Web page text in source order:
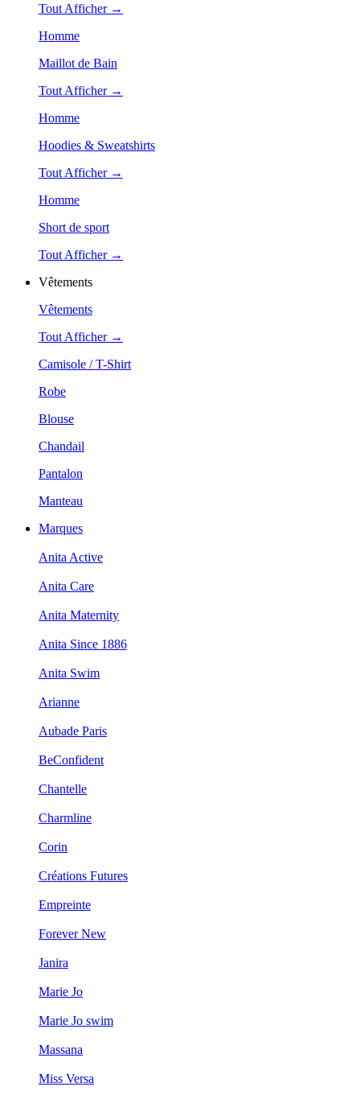
Tout Afficher →
Homme
Maillot de Bain
Tout Afficher →
Homme
Hoodies & Sweatshirts
Tout Afficher →
Homme
Short de sport
Tout Afficher →
Vêtements
Vêtements
Tout Afficher →
Camisole / T-Shirt
Robe
Blouse
Chandail
Pantalon
Manteau
Marques
Anita Active
Anita Care
Anita Maternity
Anita Since 1886
Anita Swim
Arianne
Aubade Paris
BeConfident
Chantelle
Charmline
Corin
Créations Futures
Empreinte
Forever New
Janira
Marie Jo
Marie Jo swim
Massana
Miss Versa